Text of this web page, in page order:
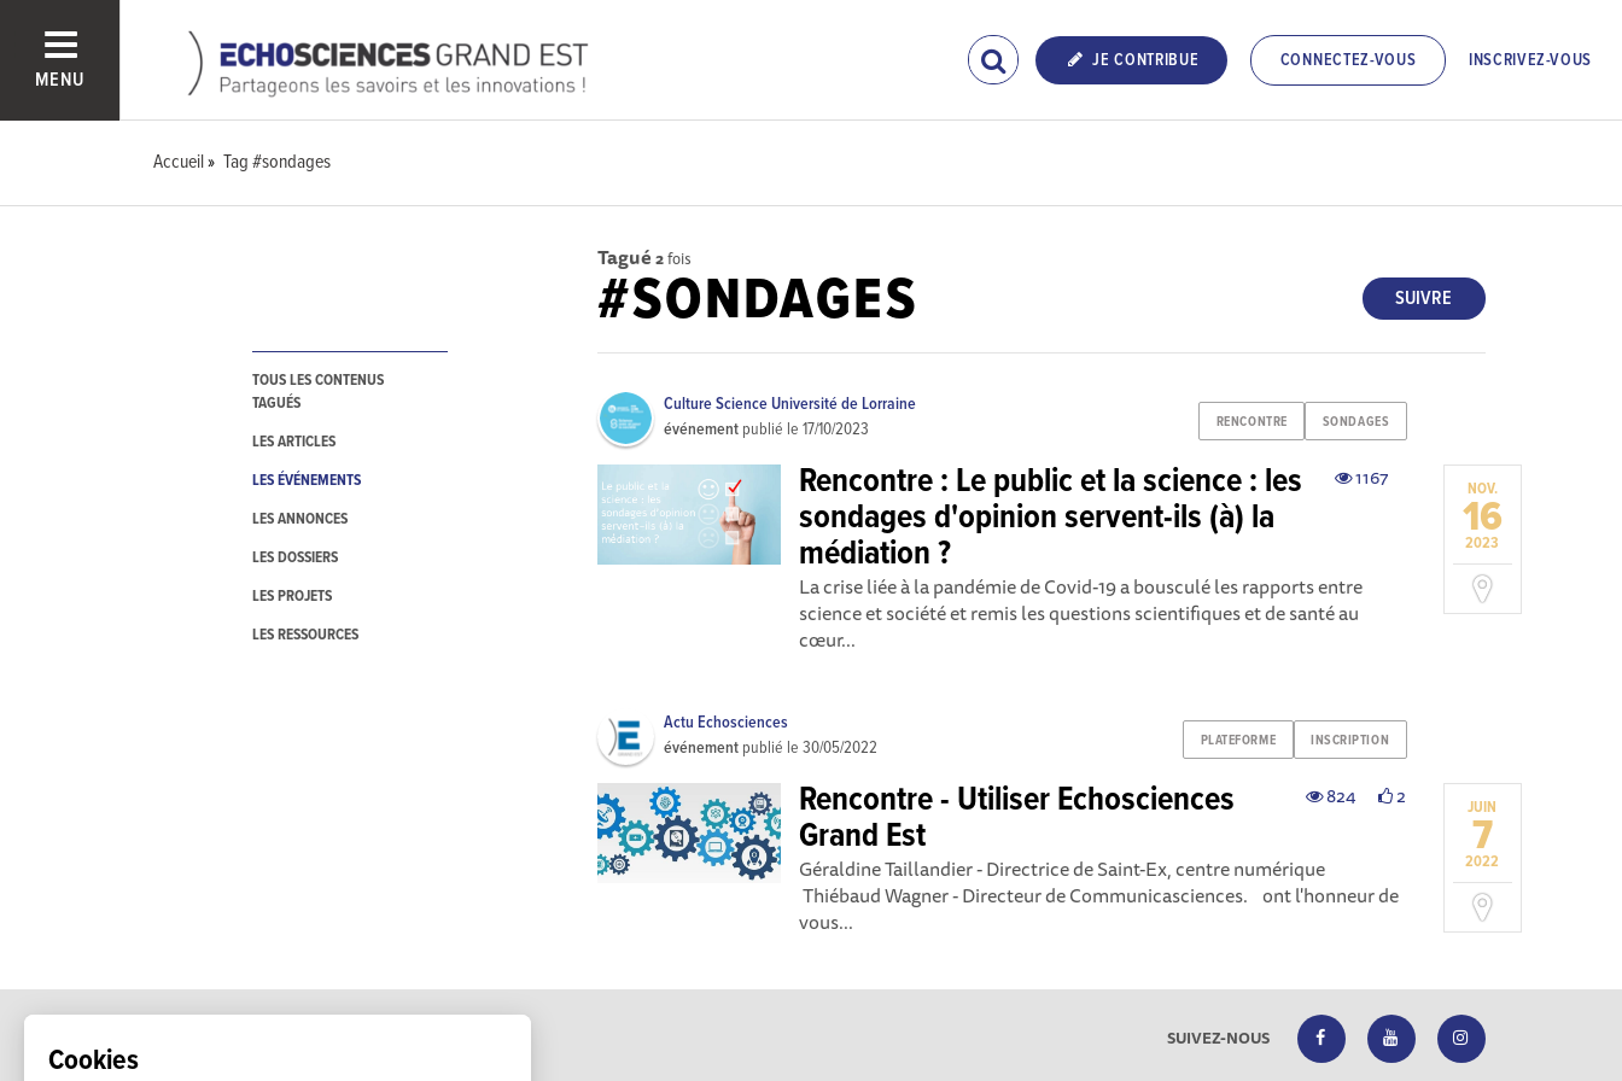
Cookies
MENU
JE CONTRIBUE CONNECTEZ-VOUS INSCRIVEZ-VOUS
Accueil Tag #sondages
TOUS LES CONTENUS
TAGUÉS
LES ARTICLES
LES ÉVÉNEMENTS
LES ANNONCES
LES DOSSIERS
LES PROJETS
LES RESSOURCES
Tagué 2fois
SUIVRE
#SONDAGES
RENCONTRE SONDAGES
Culture Science Université de Lorraine
événement publié le17/10/2023
NOV.
16
2023
1167
Rencontre : Le public et la science : les
sondages d'opinion servent-ils (à) la
médiation ?
La crise liée à la pandémie de Covid-19 a bousculé les rapports entre
science et société et remis les questions scientifiques et de santé au
cœur...
PLATEFORME INSCRIPTION
Actu Echosciences
événement publié le30/05/2022
JUIN
7
2022
824 2
Rencontre - Utiliser Echosciences
Grand Est
Géraldine Taillandier - Directrice de Saint-Ex, centre numérique
Thiébaud Wagner - Directeur de Communicasciences. ont l'honneur de
vous...
SUIVEZ-NOUS